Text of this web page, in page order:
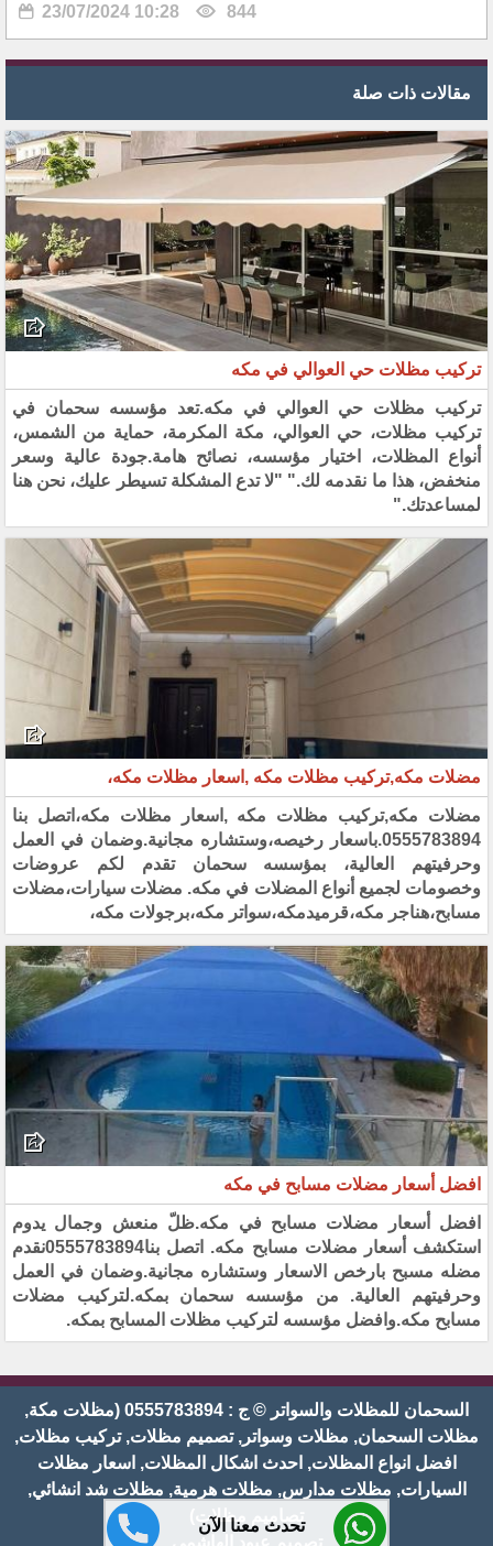
تحدث معنا الآن
23/07/2024 10:28 844
مقالات ذات صلة
تركيب مظلات حي العوالي في مكه
تركيب مظلات حي العوالي في مكه.تعد مؤسسه سحمان في
تركيب مظلات، حي العوالي، مكة المكرمة، حماية من الشمس،
أنواع المظلات، اختيار مؤسسه، نصائح هامة.جودة عالية وسعر
منخفض، هذا ما نقدمه لك." "لا تدع المشكلة تسيطر عليك، نحن هنا
لمساعدتك."
مضلات مكه,تركيب مظلات مكه ,اسعار مظلات مكه،
مضلات مكه,تركيب مظلات مكه ,اسعار مظلات مكه،اتصل بنا
0555783894.باسعار رخيصه،وستشاره مجانية.وضمان في العمل
وحرفيتهم العالية، بمؤسسه سحمان تقدم لكم عروضات
وخصومات لجميع أنواع المضلات في مكه. مضلات سيارات،مضلات
مسابح،هناجر مكه،قرميدمكه،سواتر مكه،برجولات مكه،
افضل أسعار مضلات مسابح في مكه
افضل أسعار مضلات مسابح في مكه.ظلّ منعش وجمال يدوم
استكشف أسعار مضلات مسابح مكه. اتصل بنا0555783894نقدم
مضله مسبح بارخص الاسعار وستشاره مجانية.وضمان في العمل
وحرفيتهم العالية. من مؤسسه سحمان بمكه.لتركيب مضلات
مسابح مكه.وافضل مؤسسه لتركيب مظلات المسابح بمكه.
السحمان للمظلات والسواتر © ج : 0555783894 (مظلات مكة,
مظلات السحمان, مظلات وسواتر, تصميم مظلات, تركيب مظلات,
افضل انواع المظلات, احدث اشكال المظلات, اسعار مظلات
السيارات, مظلات مدارس, مظلات هرمية, مظلات شد انشائي,
تصاميم مظلات)